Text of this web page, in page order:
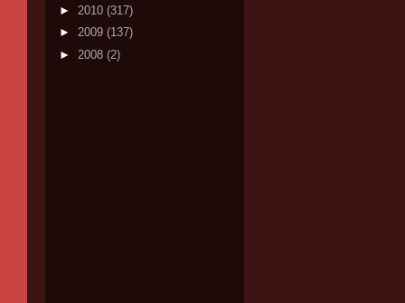
► 2010 (317)
► 2009 (137)
► 2008 (2)